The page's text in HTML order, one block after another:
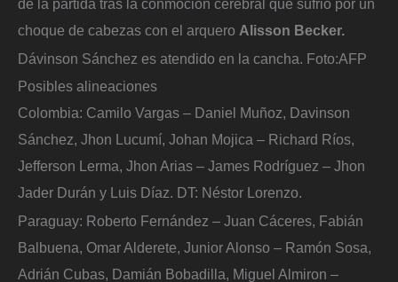
de la partida tras la conmoción cerebral que sufrió por un
choque de cabezas con el arquero Alisson Becker.
Dávinson Sánchez es atendido en la cancha. Foto:AFP
Posibles alineaciones
Colombia: Camilo Vargas – Daniel Muñoz, Davinson
Sánchez, Jhon Lucumí, Johan Mojica – Richard Ríos,
Jefferson Lerma, Jhon Arias – James Rodríguez – Jhon
Jader Durán y Luis Díaz. DT: Néstor Lorenzo.
Paraguay: Roberto Fernández – Juan Cáceres, Fabián
Balbuena, Omar Alderete, Junior Alonso – Ramón Sosa,
Adrián Cubas, Damián Bobadilla, Miguel Almiron –